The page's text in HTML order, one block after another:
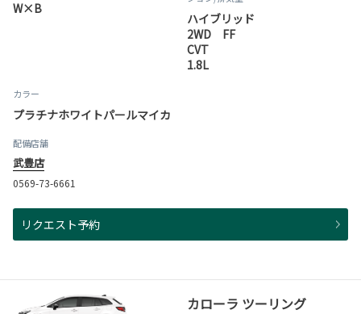
W×B
ハイブリッド
2WD FF
CVT
1.8L
カラー
プラチナホワイトパールマイカ
配備店舗
武豊店
0569-73-6661
リクエスト予約
カローラ ツーリング